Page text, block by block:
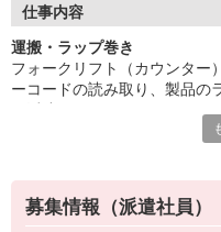
残業基本なし。ご応募はお早
ざいます。詳細はオペレー
『テクノ・サービス』は、
全国にあるお仕事の中から
安全管理体制も万全ですの
登録方法は、【オンライン
仕事内容
運搬・ラップ巻き
フォークリフト（カウンター
ーコードの読み取り、製品の
群馬八幡駅から徒歩7分。長
業基本なし。ご応募はお早め
＊技術が身につきます
募集情報（派遣社員）